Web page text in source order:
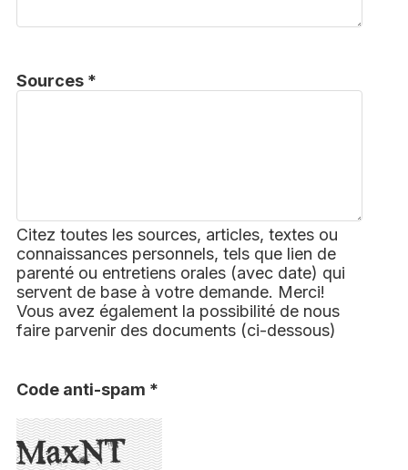
Sources *
Citez toutes les sources, articles, textes ou
connaissances personnels, tels que lien de
parenté ou entretiens orales (avec date) qui
servent de base à votre demande. Merci!
Vous avez également la possibilité de nous
faire parvenir des documents (ci-dessous)
Code anti-spam *